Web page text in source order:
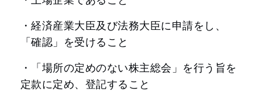
・経済産業大臣及び法務大臣に申請をし、
「確認」を受けること
・「場所の定めのない株主総会」を行う旨を
定款に定め、登記すること